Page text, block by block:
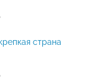
страна